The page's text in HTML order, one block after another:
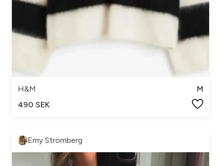
H&M
M
490 SEK
Emy Strömberg